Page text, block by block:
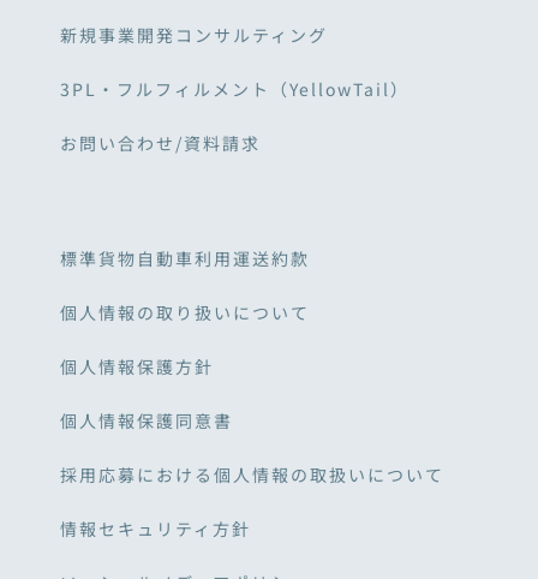
新規事業開発コンサルティング
3PL・フルフィルメント（YellowTail）
お問い合わせ/資料請求
標準貨物自動車利用運送約款
個人情報の取り扱いについて
個人情報保護方針
個人情報保護同意書
採用応募における個人情報の取扱いについて
情報セキュリティ方針